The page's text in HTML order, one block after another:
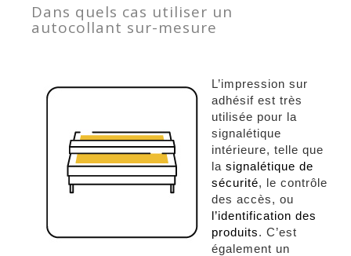
Dans quels cas utiliser un
autocollant sur-mesure
L’impression sur
adhésif est très
utilisée pour la
signalétique
intérieure, telle que
la signalétique de
sécurité, le contrôle
des accès, ou
l’identification des
produits. C’est
également un